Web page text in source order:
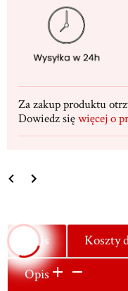
Za zakup produktu
Dowiedz sięwięcej o
Opis Koszty
Opis